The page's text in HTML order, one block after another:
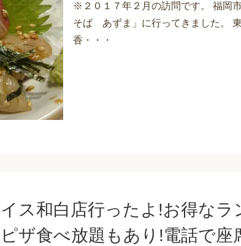
※２０１７年２月の訪問です。 福岡
そば あずま」に行ってきました。
香・・・
ス和白店行ったよ!お得なラ
ザ食べ放題もあり!電話で座